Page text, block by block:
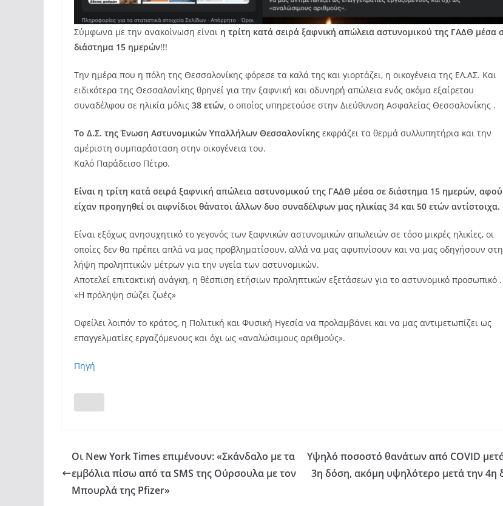
Σύμφωνα με την ανακοίνωση είναι η τρίτη κατά σειρά ξαφνική απώλεια αστυνομικού της ΓΑΔΘ μέσα
διάστημα 15 ημερών!!!
Την ημέρα που η πόλη της Θεσσαλονίκης φόρεσε τα καλά της και γιορτάζει, η οικογένεια της ΕΛ.ΑΣ. Και
ειδικότερα της Θεσσαλονίκης θρηνεί για την ξαφνική και οδυνηρή απώλεια ενός ακόμα εξαίρετου
συναδέλφου σε ηλικία μόλις 38 ετών, ο οποίος υπηρετούσε στην Διεύθυνση Ασφαλείας Θεσσαλονίκης .
Το Δ.Σ. της Ένωση Αστυνομικών Υπαλλήλων Θεσσαλονίκης εκφράζει τα θερμά συλλυπητήρια και την
αμέριστη συμπαράσταση στην οικογένεια του.
Καλό Παράδεισο Πέτρο.
Είναι η τρίτη κατά σειρά ξαφνική απώλεια αστυνομικού της ΓΑΔΘ μέσα σε διάστημα 15 ημερών, αφού
είχαν προηγηθεί οι αιφνίδιοι θάνατοι άλλων δυο συναδέλφων μας ηλικίας 34 και 50 ετών αντίστοιχα.
Είναι εξόχως ανησυχητικό το γεγονός των ξαφνικών αστυνομικών απωλειών σε τόσο μικρές ηλικίες, οι
οποίες δεν θα πρέπει απλά να μας προβληματίσουν, αλλά να μας αφυπνίσουν και να μας οδηγήσουν
λήψη προληπτικών μέτρων για την υγεία των αστυνομικών.
Αποτελεί επιτακτική ανάγκη, η θέσπιση ετήσιων προληπτικών εξετάσεων για το αστυνομικό προσωπικό .
«Η πρόληψη σώζει ζωές»
Οφείλει λοιπόν το κράτος, η Πολιτική και Φυσική Ηγεσία να προλαμβάνει και να μας αντιμετωπίζει ως
επαγγελματίες εργαζόμενους και όχι ως «αναλώσιμους αριθμούς».
Πηγή
Οι New York Times επιμένουν: «Σκάνδαλο με τα
εμβόλια πίσω από τα SMS της Ούρσουλα με τον
Μπουρλά της Pfizer»
Υψηλό ποσοστό θανάτων από COVID
3η δόση, ακόμη υψηλότερο μετά την 4η